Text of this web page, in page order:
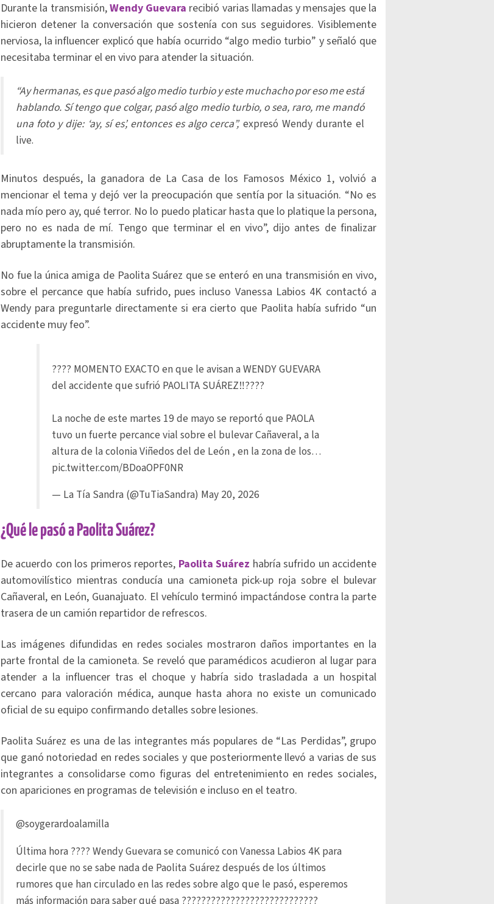
Durante la transmisión,Wendy Guevara recibió varias llamadas y mensajes que la
hicieron detener la conversación que sostenía con sus seguidores. Visiblemente
nerviosa, la influencer explicó que había ocurrido “algo medio turbio” y señaló que
necesitaba terminar el en vivo para atender la situación.
“Ay hermanas, es que pasó algo medio turbio y este muchacho por eso me está
hablando. Sí tengo que colgar, pasó algo medio turbio, o sea, raro, me mandó
una foto y dije: ‘ay, sí es’, entonces es algo cerca”,expresó Wendy durante el
live.
Minutos después, la ganadora de La Casa de los Famosos México 1, volvió a
mencionar el tema y dejó ver la preocupación que sentía por la situación. “No es
nada mío pero ay, qué terror. No lo puedo platicar hasta que lo platique la persona,
pero no es nada de mí. Tengo que terminar el en vivo”, dijo antes de finalizar
abruptamente la transmisión.
No fue la única amiga de Paolita Suárez que se enteró en una transmisión en vivo,
sobre el percance que había sufrido, pues incluso Vanessa Labios 4K contactó a
Wendy para preguntarle directamente si era cierto que Paolita había sufrido “un
accidente muy feo”.
???? MOMENTO EXACTO en que le avisan a WENDY GUEVARA
del accidente que sufrió PAOLITA SUÁREZ‼️????
La noche de este martes 19 de mayo se reportó que PAOLA
tuvo un fuerte percance vial sobre el bulevar Cañaveral, a la
altura de la colonia Viñedos del de León , en la zona de los…
pic.twitter.com/BDoaOPF0NR
— La Tía Sandra (@TuTiaSandra) May 20, 2026
¿Qué le pasó a Paolita Suárez?
De acuerdo con los primeros reportes, Paolita Suárez habría sufrido un accidente
automovilístico mientras conducía una camioneta pick-up roja sobre el bulevar
Cañaveral, en León, Guanajuato. El vehículo terminó impactándose contra la parte
trasera de un camión repartidor de refrescos.
Las imágenes difundidas en redes sociales mostraron daños importantes en la
parte frontal de la camioneta. Se reveló que paramédicos acudieron al lugar para
atender a la influencer tras el choque y habría sido trasladada a un hospital
cercano para valoración médica, aunque hasta ahora no existe un comunicado
oficial de su equipo confirmando detalles sobre lesiones.
Paolita Suárez es una de las integrantes más populares de “Las Perdidas”, grupo
que ganó notoriedad en redes sociales y que posteriormente llevó a varias de sus
integrantes a consolidarse como figuras del entretenimiento en redes sociales,
con apariciones en programas de televisión e incluso en el teatro.
@soygerardoalamilla
Última hora ???? Wendy Guevara se comunicó con Vanessa Labios 4K para
decirle que no se sabe nada de Paolita Suárez después de los últimos
rumores que han circulado en las redes sobre algo que le pasó, esperemos
más información para saber qué pasa ????????????????????????????